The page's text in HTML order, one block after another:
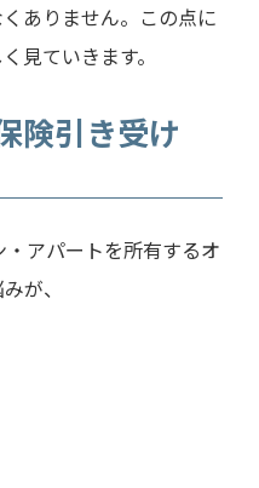
ありません。この点に
見ていきます。
険引き受け
アパートを所有するオ
が、